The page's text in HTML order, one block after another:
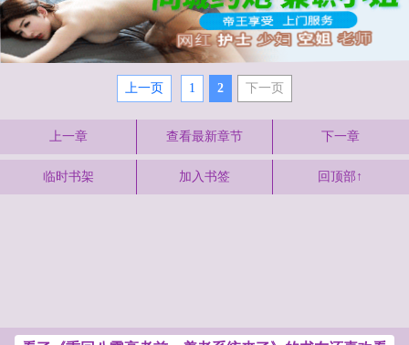
上一页 1 2 下一页
上一章 查看最新章节 下一章
临时书架 加入书签 回顶部↑